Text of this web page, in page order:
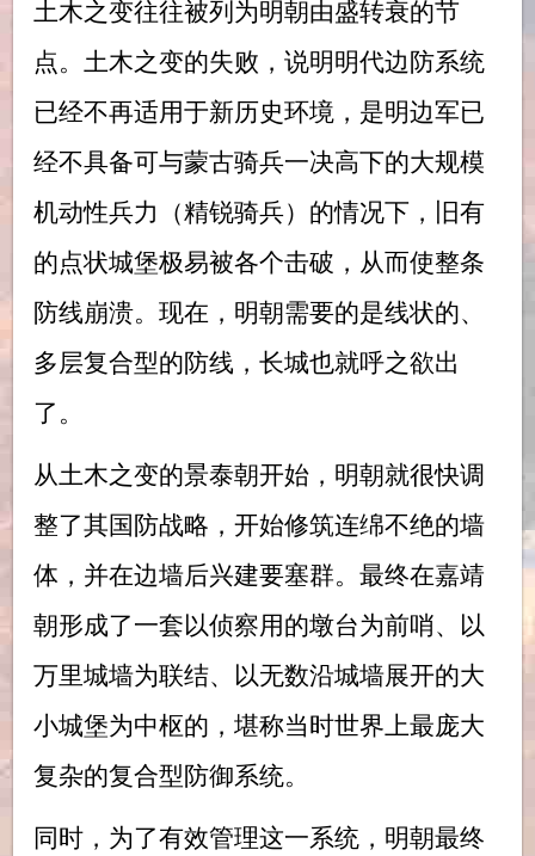
土木之变往往被列为明朝由盛转衰的节
点。土木之变的失败，说明明代边防系统
已经不再适用于新历史环境，是明边军已
经不具备可与蒙古骑兵一决高下的大规模
机动性兵力（精锐骑兵）的情况下，旧有
的点状城堡极易被各个击破，从而使整条
防线崩溃。现在，明朝需要的是线状的、
多层复合型的防线，长城也就呼之欲出
了。
从土木之变的景泰朝开始，明朝就很快调
整了其国防战略，开始修筑连绵不绝的墙
体，并在边墙后兴建要塞群。最终在嘉靖
朝形成了一套以侦察用的墩台为前哨、以
万里城墙为联结、以无数沿城墙展开的大
小城堡为中枢的，堪称当时世界上最庞大
复杂的复合型防御系统。
同时，为了有效管理这一系统，明朝最终